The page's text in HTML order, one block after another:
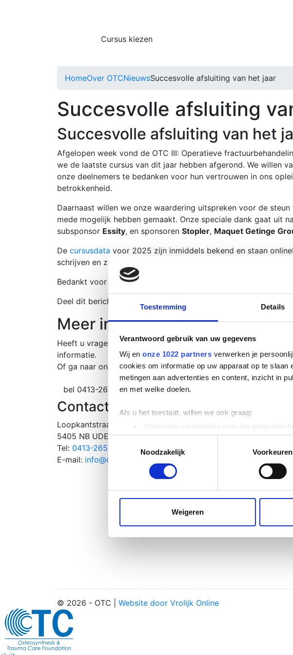
Toestemming Details
Verantwoord gebruik van uw gegevens
Wij en onze 1022 partners verwerken je
cookies om informatie op uw apparaat op te
metingen aan advertenties en content, inzicht in
en met welke doelen.
Als u het toestaat, willen we ook graag:
Informatie verzamelen over uw
Uw apparaat identificeren door het actief
Lees meer over hoe uw persoonlijke gegevens
toestemming op elk moment wijzigen of intrekken
websiteverkeer te analyseren. Ook delen we
media, adverteren en analyse. Deze partners
Toestemmingsselectie
Noodzakelijk
Voorkeuren
Weigeren
Cursus kiezen
HomeOver OTCNieuwsSuccesvolle afsluiting van het jaar
Succesvolle afsluiting
Succesvolle afsluiting van het
Afgelopen week vond de OTC III: Operatieve
we de laatste cursus van dit jaar hebben afgerond. We willen
onze deelnemers te bedanken voor hun vertrouwen in ons
betrokkenheid.
Daarnaast willen we onze waardering uitspreken voor de
mede mogelijk hebben gemaakt. Onze speciale dank gaat uit
subsponsor Essity, en sponsoren Stopler, Maquet Getinge
De cursusdata voor 2025 zijn inmiddels bekend en staan
schrijven en zeker te zijn van een plek in een van onze
Bedankt voor een geweldig jaar en we kijken uit naar wat 2025
Deel dit bericht op:
Meer informatie?
Heeft u vragen of wilt u de mogelijkheden bespreken? Neem
informatie.
Of ga naar onze contactpaginaen vul ons formulier in.
bel 0413-265115 info@otc-nederland.nl
Contact informatie
Loopkantstraat 2-E
5405 NB UDEN
Tel: 0413-265115
E-mail: info@otc-nederland.nl
Directe links
Alle cursussen
Cursus agenda
© 2026 - OTC | Website door Vrolijk Online